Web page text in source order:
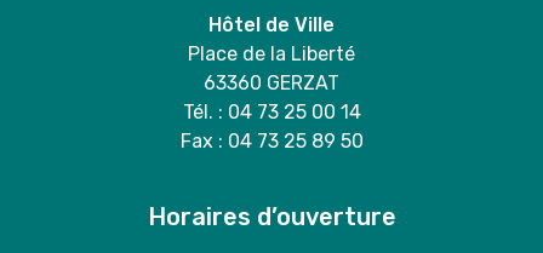
Hôtel de Ville
Place de la Liberté
63360 GERZAT
Tél. : 04 73 25 00 14
Fax : 04 73 25 89 50
Horaires d’ouverture